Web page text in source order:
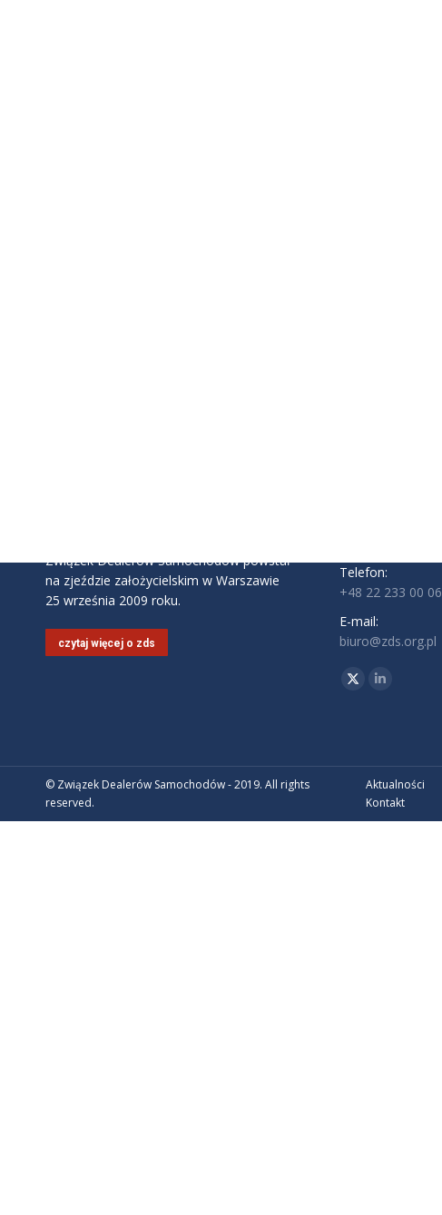
Związek Dealerów Samochodów powstał
na zjeździe założycielskim w Warszawie
25 września 2009 roku.
czytaj więcej o zds
Telefon:
+48 22 233 00 06
E-mail:
biuro@zds.org.pl
Znajdź nas na:
TwitterLinkedin
© Związek Dealerów Samochodów - 2019. All rights
reserved.
Aktualności
Kontakt